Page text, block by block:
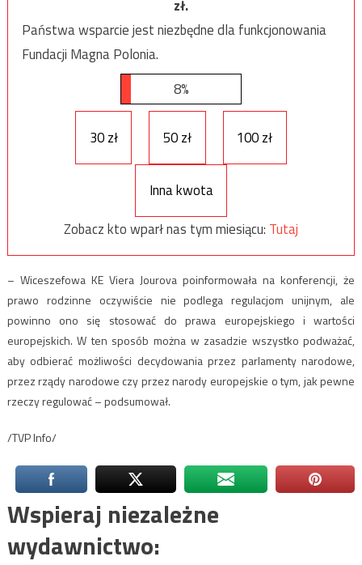
zł.
Państwa wsparcie jest niezbędne dla funkcjonowania
Fundacji Magna Polonia.
8%
30 zł 50 zł 100 zł
Inna kwota
Zobacz kto wparł nas tym miesiącu: Tutaj
– Wiceszefowa KE Viera Jourova poinformowała na konferencji, że
prawo rodzinne oczywiście nie podlega regulacjom unijnym, ale
powinno ono się stosować do prawa europejskiego i wartości
europejskich. W ten sposób można w zasadzie wszystko podważać,
aby odbierać możliwości decydowania przez parlamenty narodowe,
przez rządy narodowe czy przez narody europejskie o tym, jak pewne
rzeczy regulować – podsumował.
/TVP Info/
Wspieraj niezależne
wydawnictwo: